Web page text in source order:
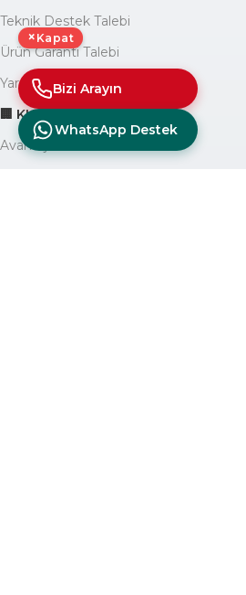
Teknik Destek Talebi
Ürün Garanti Talebi
Yardım Yazıları Blogu
🏢 KURUMSAL
Avantajlarımız
× Kapat
Bizi Arayın
WhatsApp Destek